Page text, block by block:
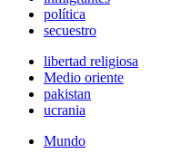
política
secuestro
libertad religiosa
Medio oriente
pakistan
ucrania
Mundo